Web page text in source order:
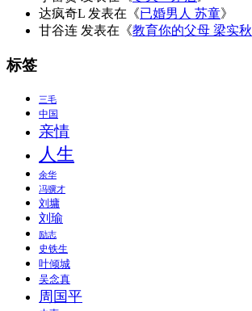
达疯奇L 发表在《已婚男人 苏童》
甘谷连 发表在《教育你的父母 梁实秋
标签
三毛
中国
亲情
人生
余华
冯骥才
刘墉
刘瑜
励志
史铁生
叶倾城
吴念真
周国平